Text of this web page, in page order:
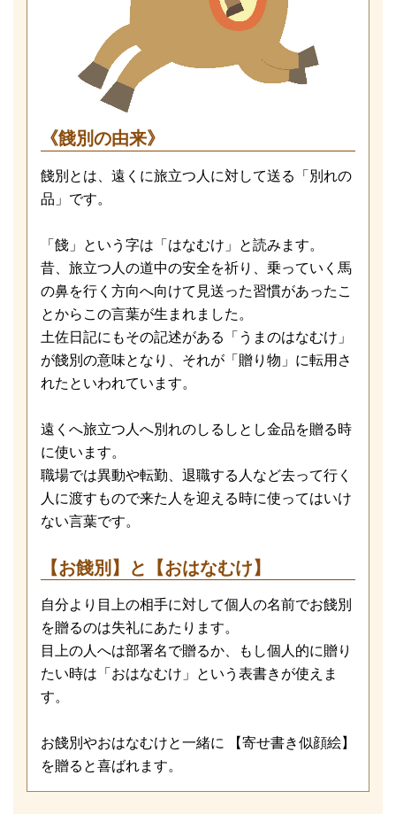
《餞別の由来》
餞別とは、遠くに旅立つ人に対して送る「別れの
品」です。
「餞」という字は「はなむけ」と読みます。
昔、旅立つ人の道中の安全を祈り、乗っていく馬
の鼻を行く方向へ向けて見送った習慣があったこ
とからこの言葉が生まれました。
土佐日記にもその記述がある「うまのはなむけ」
が餞別の意味となり、それが「贈り物」に転用さ
れたといわれています。
遠くへ旅立つ人へ別れのしるしとし金品を贈る時
に使います。
職場では異動や転勤、退職する人など去って行く
人に渡すもので来た人を迎える時に使ってはいけ
ない言葉です。
【お餞別】と【おはなむけ】
自分より目上の相手に対して個人の名前でお餞別
を贈るのは失礼にあたります。
目上の人へは部署名で贈るか、もし個人的に贈り
たい時は「おはなむけ」という表書きが使えま
す。
お餞別やおはなむけと一緒に 【寄せ書き似顔絵】
を贈ると喜ばれます。